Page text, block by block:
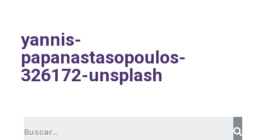
yannis-
papanastasopoulos-
326172-unsplash